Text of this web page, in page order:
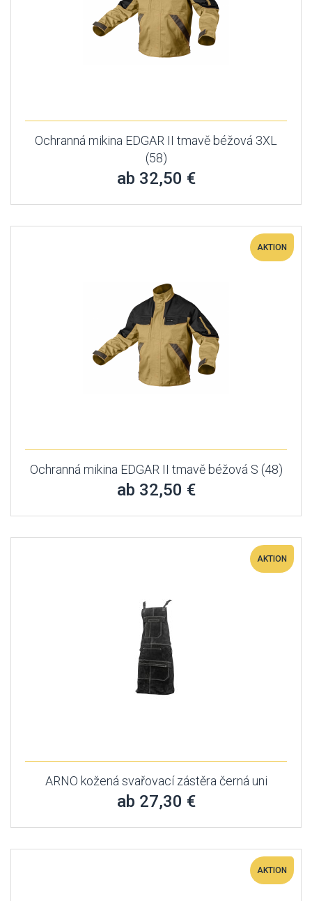
Ochranná mikina EDGAR II tmavě béžová 3XL
(58)
ab 32,50 €
AKTION
Ochranná mikina EDGAR II tmavě béžová S (48)
ab 32,50 €
AKTION
ARNO kožená svařovací zástěra černá uni
ab 27,30 €
AKTION